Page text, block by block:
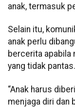
anak, termasuk
Selain itu,
anak perlu
bercerita apabila
yang tidak pantas.
“Anak harus
menjaga diri dan